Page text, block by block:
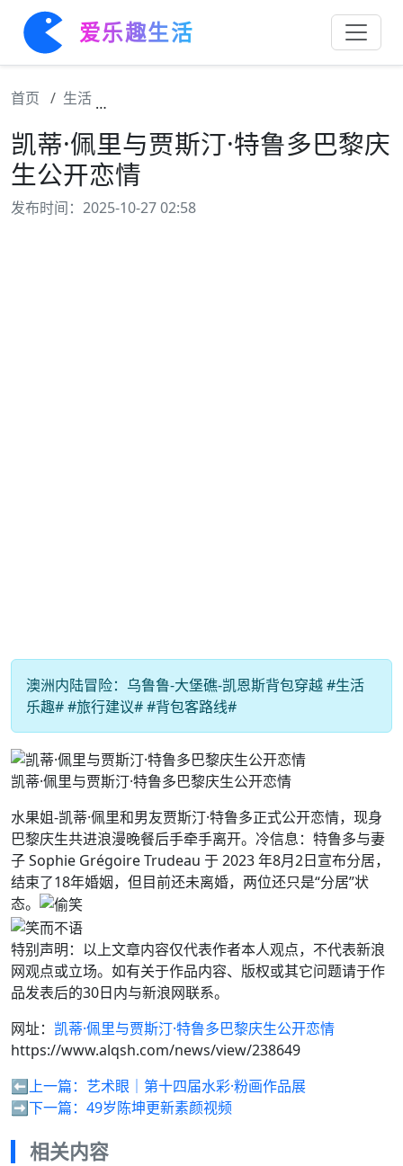
爱乐趣生活
首页 生活
凯蒂·佩里与贾斯汀·特鲁多巴黎庆
生公开恋情
发布时间：2025-10-27 02:58
澳洲内陆冒险：乌鲁鲁-大堡礁-凯恩斯背包穿越 #生活
乐趣# #旅行建议# #背包客路线#
凯蒂·佩里与贾斯汀·特鲁多巴黎庆生公开恋情
水果姐-凯蒂·佩里和男友贾斯汀·特鲁多正式公开恋情，现身
巴黎庆生共进浪漫晚餐后手牵手离开。冷信息：特鲁多与妻
子 Sophie Grégoire Trudeau 于 2023 年8月2日宣布分居，
结束了18年婚姻，但目前还未离婚，两位还只是“分居”状
态。
特别声明：以上文章内容仅代表作者本人观点，不代表新浪
网观点或立场。如有关于作品内容、版权或其它问题请于作
品发表后的30日内与新浪网联系。
网址： 凯蒂·佩里与贾斯汀·特鲁多巴黎庆生公开恋情
https://www.alqsh.com/news/view/238649
⬅️上一篇： 艺术眼｜第十四届水彩·粉画作品展
➡️下一篇： 49岁陈坤更新素颜视频
相关内容